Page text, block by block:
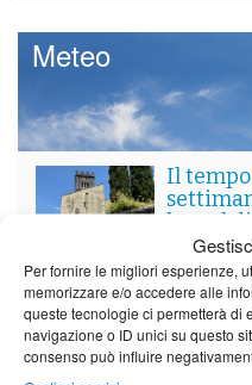
Per fornire le migliori esperienze,
memorizzare e/o accedere alle
queste tecnologie ci permetterà di
navigazione o ID unici su questo
consenso può influire
Meteo
Il
ben al
Leggi tutto…
Borgo a Mozzano